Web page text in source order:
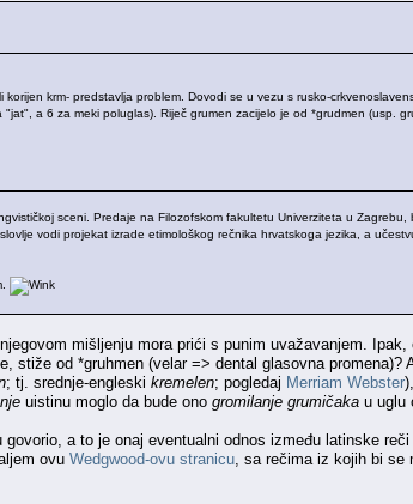
krm- predstavlja problem. Dovodi se u vezu s rusko-
a 6 za meki poluglas). Riječ grumen zacijelo je od *grudmen (usp.
sceni. Predaje na Filozofskom fakultetu Univerziteta u Zagrebu,
vodi projekat izrade etimološkog rečnika hrvatskoga jezika, a
mišljenju mora prići s punim uvažavanjem.
stiže od *gruhmen (velar => dental glasovna
; tj. srednje-engleski kremelen; pogledaj Merriam Webster
uistinu moglo da bude ono gromilanje grumičaka u uglu
a to je onaj eventualni odnos između latinske reči
ovu Wedgwood-ovu stranicu , sa rečima iz kojih bi